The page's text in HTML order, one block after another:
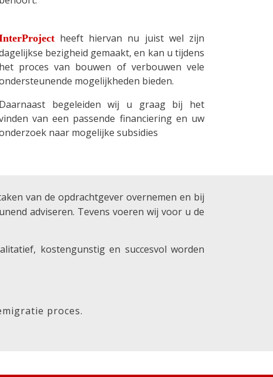
heeft hiervan nu juist wel zijn
bezigheid gemaakt, en kan u tijdens
het proces van bouwen of verbouwen vele
mogelijkheden bieden.
Daarnaast begeleiden wij u graag bij het
van een passende financiering en uw
naar mogelijke subsidies
van de opdrachtgever overnemen en bij
adviseren. Tevens voeren wij voor u de
kostengunstig en succesvol worden
proces.